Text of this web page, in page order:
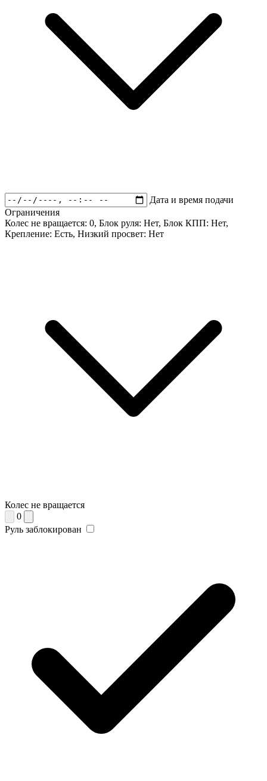
Дата и время подачи
Ограничения
Колес не вращается: 0, Блок руля: Нет, Блок КПП: Нет,
Крепление: Есть, Низкий просвет: Нет
Колес не вращается
0
Руль заблокирован